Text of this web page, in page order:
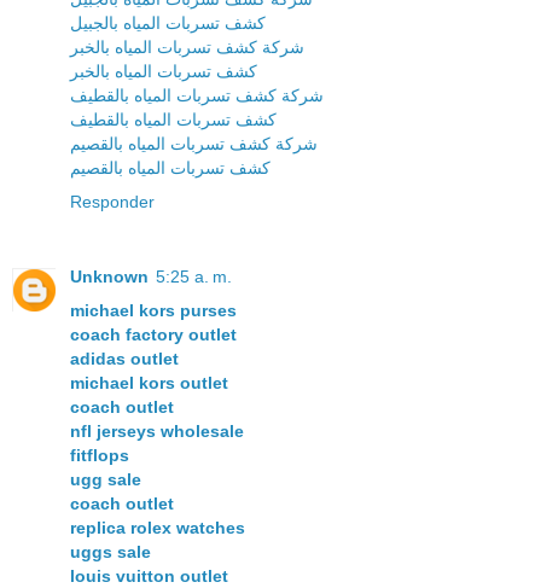
كشف تسربات المياه بالجبيل
شركة كشف تسربات المياه بالخبر
كشف تسربات المياه بالخبر
شركة كشف تسربات المياه بالقطيف
كشف تسربات المياه بالقطيف
شركة كشف تسربات المياه بالقصيم
كشف تسربات المياه بالقصيم
Responder
Unknown 5:25 a. m.
michael kors purses
coach factory outlet
adidas outlet
michael kors outlet
coach outlet
nfl jerseys wholesale
fitflops
ugg sale
coach outlet
replica rolex watches
uggs sale
louis vuitton outlet